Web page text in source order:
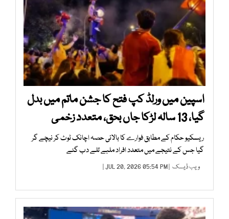
اسپین میں ورلڈ کپ فتح کا جشن ماتم میں بدل
گیا، 13 سالہ لڑکا جاں بحق، متعدد زخمی
ریسکیو حکام کے مطابق فوارے کا بالائی حصہ اچانک ٹوٹ کر نیچے گر
گیا جس کے نتیجے میں متعدد افراد ملبے تلے دب گئے
ویب ڈیسک | JUL 20, 2026 05:54 PM |